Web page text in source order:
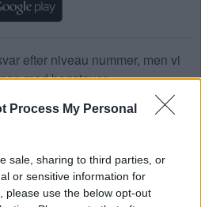
Process My Personal
sale, sharing to third parties, or
or sensitive information for
please use the below opt-out
efter niveau nummer, men vi
med bogstaver.